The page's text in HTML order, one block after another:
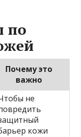
по
Почему это
важно
не
кожи